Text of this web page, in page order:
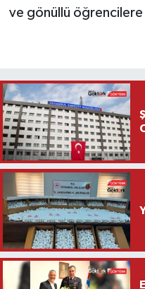
ve gönüllü